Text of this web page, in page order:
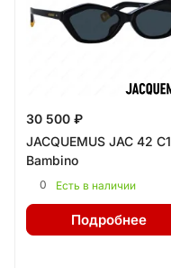
30 500 ₽
JACQUEMUS JAC 42 C1
Bambino
0 Есть в наличии
Подробнее